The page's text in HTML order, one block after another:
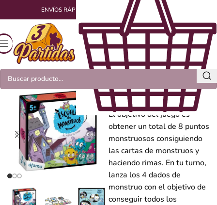
ENVÍOS RÁPIDOS Y EMPAQUETADOS CON AMOR
Escuela de
Monstruos
El objetivo del juego es
obtener un total de 8 puntos
monstruosos consiguiendo
las cartas de monstruos y
haciendo rimas. En tu turno,
lanza los 4 dados de
monstruo con el objetivo de
conseguir todos los